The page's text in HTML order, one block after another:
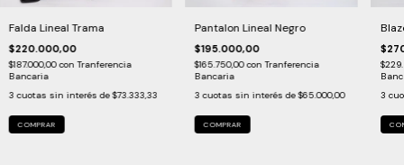
Falda Lineal Trama
$220.000,00
$187.000,00con Tranferencia
Bancaria
3 cuotas sin interés de$73.333,33
COMPRAR
Pantalon Lineal Negro
$195.000,00
$165.750,00con Tranferencia
Bancaria
3 cuotas sin interés de$65.000,00
COMPRAR
3